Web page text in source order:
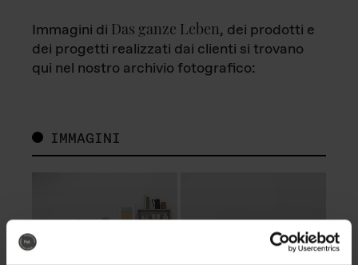
Immagini di Das ganze Leben, dei prodotti e
dei progetti realizzati dai clienti si trovano
qui nel nostro archivio fotografico:
IMMAGINI